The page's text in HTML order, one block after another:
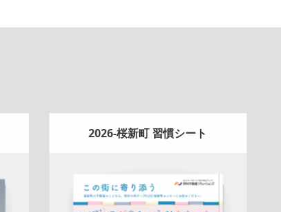
2026-桜新町 習慣シート